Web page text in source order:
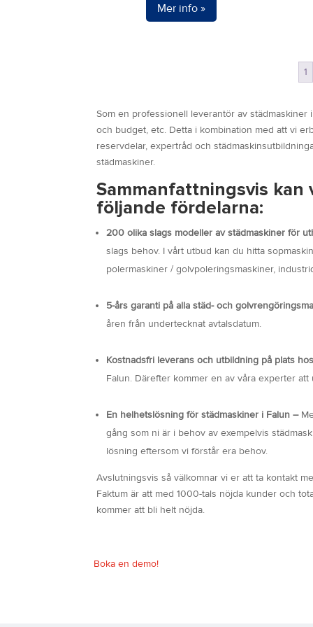
Mer info »
1
Som en professionell leverantör av
och budget, etc. Detta i kombination med att vi
reservdelar, expertråd och
städmaskiner.
Sammanfattningsvis kan
följande fördelarna:
200 olika slags modeller av städmaskiner för
slags behov. I vårt utbud kan du hitta
polermaskiner / golvpoleringsmaskiner,
5-års garanti på alla städ- och
åren från undertecknat avtalsdatum.
Kostnadsfri leverans och utbildning på plats
Falun. Därefter kommer en av våra experter
En helhetslösning för städmaskiner i Falun –
gång som ni är i behov av exempelvis
lösning eftersom vi förstår era behov.
Avslutningsvis så välkomnar vi er att ta kontakt
Faktum är att med 1000-tals nöjda kunder och
kommer att bli helt nöjda.
Boka en demo!